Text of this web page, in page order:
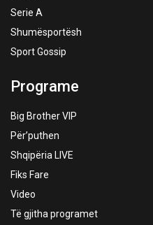
Serie A
Shumësportësh
Sport Gossip
Programe
Big Brother VIP
Për’puthen
Shqipëria LIVE
Fiks Fare
Video
Të gjitha programet